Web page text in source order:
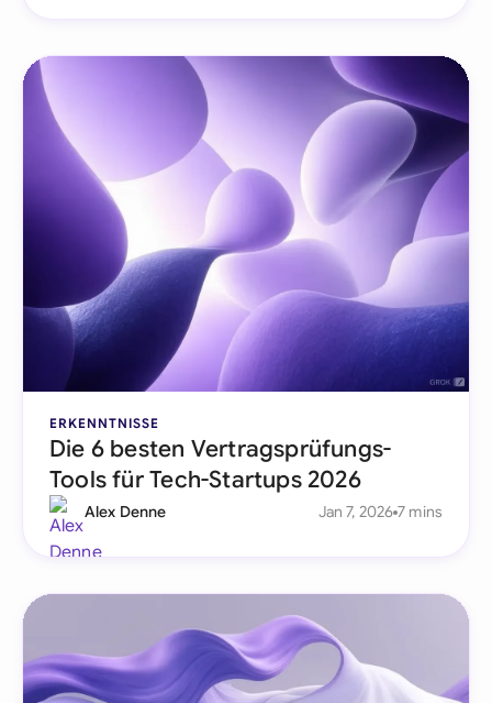
ERKENNTNISSE
Die 6 besten Vertragsprüfungs-
Tools für Tech-Startups 2026
Alex Denne Jan 7, 2026 7 mins